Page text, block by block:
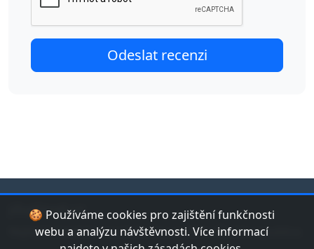
🍪 Používáme cookies pro zajištění funkčnosti
webu a analýzu návštěvnosti. Více informací
jduplavat.cz
Nejlepší databáze bazénů a koupališť v České republice.